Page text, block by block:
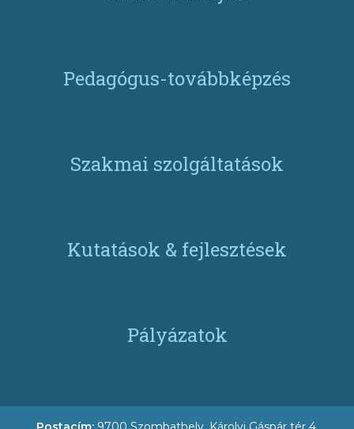
Pedagógus-továbbképzés
Szakmai szolgáltatások
Kutatások & fejlesztések
Pályázatok